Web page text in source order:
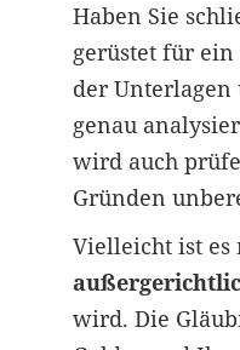
Haben Sie
gerüstet für
der
genau
wird auch
Gründen
Vielleicht ist es
wird. Die